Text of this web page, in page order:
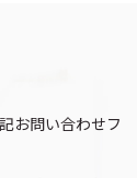
お問い合わせフ